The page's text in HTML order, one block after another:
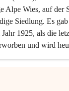
Alpe Wies, auf der
Siedlung. Es
1925, als die
und wird